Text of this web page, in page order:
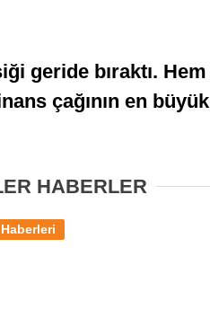
geride bıraktı. Hem
çağının en büyük
HABERLER